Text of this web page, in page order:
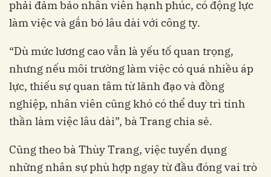
phải đảm bảo nhân viên hạnh phúc, có động lực
làm việc và gắn bó lâu dài với công ty.
“Dù mức lương cao vẫn là yếu tố quan trọng,
nhưng nếu môi trường làm việc có quá nhiều áp
lực, thiếu sự quan tâm từ lãnh đạo và đồng
nghiệp, nhân viên cũng khó có thể duy trì tinh
thần làm việc lâu dài”, bà Trang chia sẻ.
Cũng theo bà Thùy Trang, việc tuyển dụng
những nhân sự phù hợp ngay từ đầu đóng vai trò